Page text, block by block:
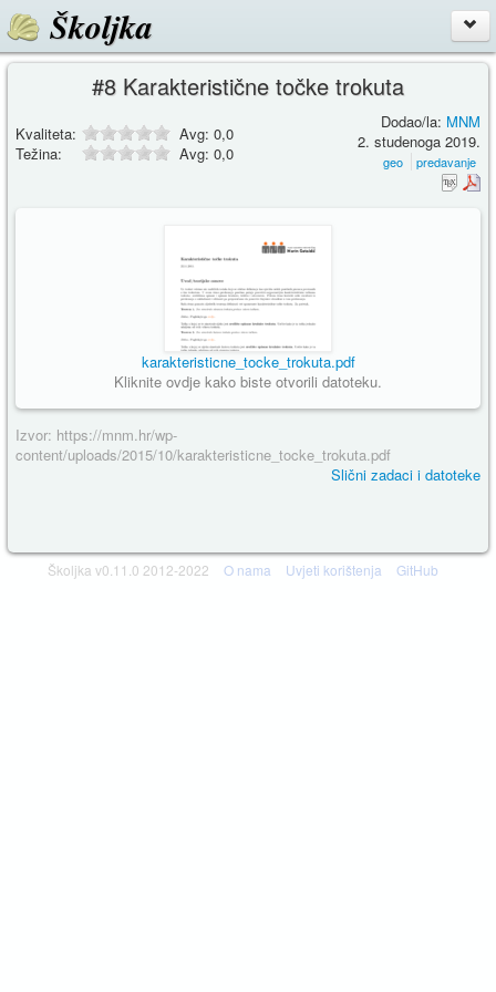
Školjka
#8 Karakteristične točke trokuta
Kvaliteta: Avg: 0,0
Težina:
Avg: 0,0
Dodao/la: MNM
2. studenoga 2019.
geo predavanje
karakteristicne_tocke_trokuta.pdf
Kliknite ovdje kako biste otvorili datoteku.
Izvor: https://mnm.hr/wp-
content/uploads/2015/10/karakteristicne_tocke_trokuta.pdf
Slični zadaci i datoteke
Školjka v0.11.0 2012-2022 O nama Uvjeti korištenja GitHub